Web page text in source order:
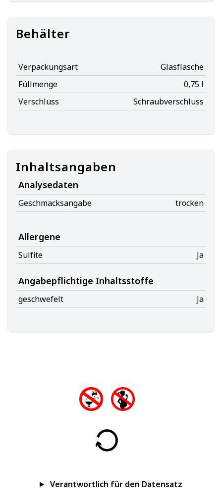
Behälter
Verpackungsart
Glasflasche
Füllmenge
0,75 l
Verschluss
Schraubverschluss
Inhaltsangaben
Analysedaten
Geschmacksangabe trocken
Allergene
Sulfite Ja
Angabepflichtige Inhaltsstoffe
geschwefelt Ja
Verantwortlich für den Datensatz